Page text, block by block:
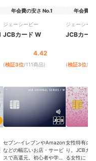
年会費の安さ No.1
ジェーシービー
JCBカード W
4.42
(検証3位/111商品)
セブン‐イレブンやAmazon
などの幅広いお店・サービ
スで高還元。初心者や学生
年会費の
ジェーシー
JCBカー
(検証3位/
女性特有の
り。JCBカ
る女性に